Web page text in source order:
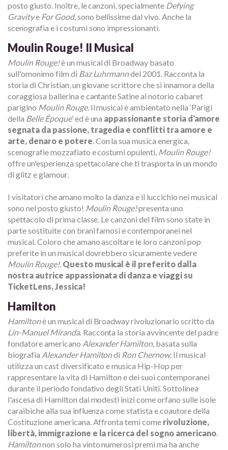
posto giusto. Inoltre, le canzoni, specialmente Defying
Gravitye For Good, sono bellissime dal vivo. Anche la
scenografia e i costumi sono impressionanti.
Moulin Rouge! Il Musical
Moulin Rouge!è un musical di Broadway basato
sull'omonimo film di Baz Luhrmanndel 2001. Racconta la
storia di Christian, un giovane scrittore che si innamora della
coraggiosa ballerina e cantante Satine al notorio cabaret
parigino Moulin Rouge. Il musical è ambientato nella ‘Parigi
della Belle Époque’ ed è una appassionante storia d'amore
segnata da passione, tragedia e conflitti tra amore e
arte, denaro e potere. Con la sua musica energica,
scenografie mozzafiato e costumi opulenti, Moulin Rouge!
offre un'esperienza spettacolare che ti trasporta in un mondo
di glitz e glamour.
I visitatori che amano molto la danza e il luccichio nei musical
sono nel posto giusto! Moulin Rouge!presenta uno
spettacolo di prima classe. Le canzoni del film sono state in
parte sostituite con brani famosi e contemporanei nel
musical. Coloro che amano ascoltare le loro canzoni pop
preferite in un musical dovrebbero sicuramente vedere
Moulin Rouge!. Questo musical è il preferito dalla
nostra autrice appassionata di danza e viaggi su
TicketLens, Jessica!
Hamilton
Hamiltonè un musical di Broadway rivoluzionario scritto da
Lin-Manuel Miranda. Racconta la storia avvincente del padre
fondatore americano Alexander Hamilton, basata sulla
biografia Alexander Hamiltondi Ron Chernow. Il musical
utilizza un cast diversificato e musica Hip-Hop per
rappresentare la vita di Hamilton e dei suoi contemporanei
durante il periodo fondativo degli Stati Uniti. Sottolinea
l'ascesa di Hamilton dai modesti inizi come orfano sulle isole
caraibiche alla sua influenza come statista e coautore della
Costituzione americana. Affronta temi come rivoluzione,
libertà, immigrazione e la ricerca del sogno americano.
Hamiltonnon solo ha vinto numerosi premi ma ha anche